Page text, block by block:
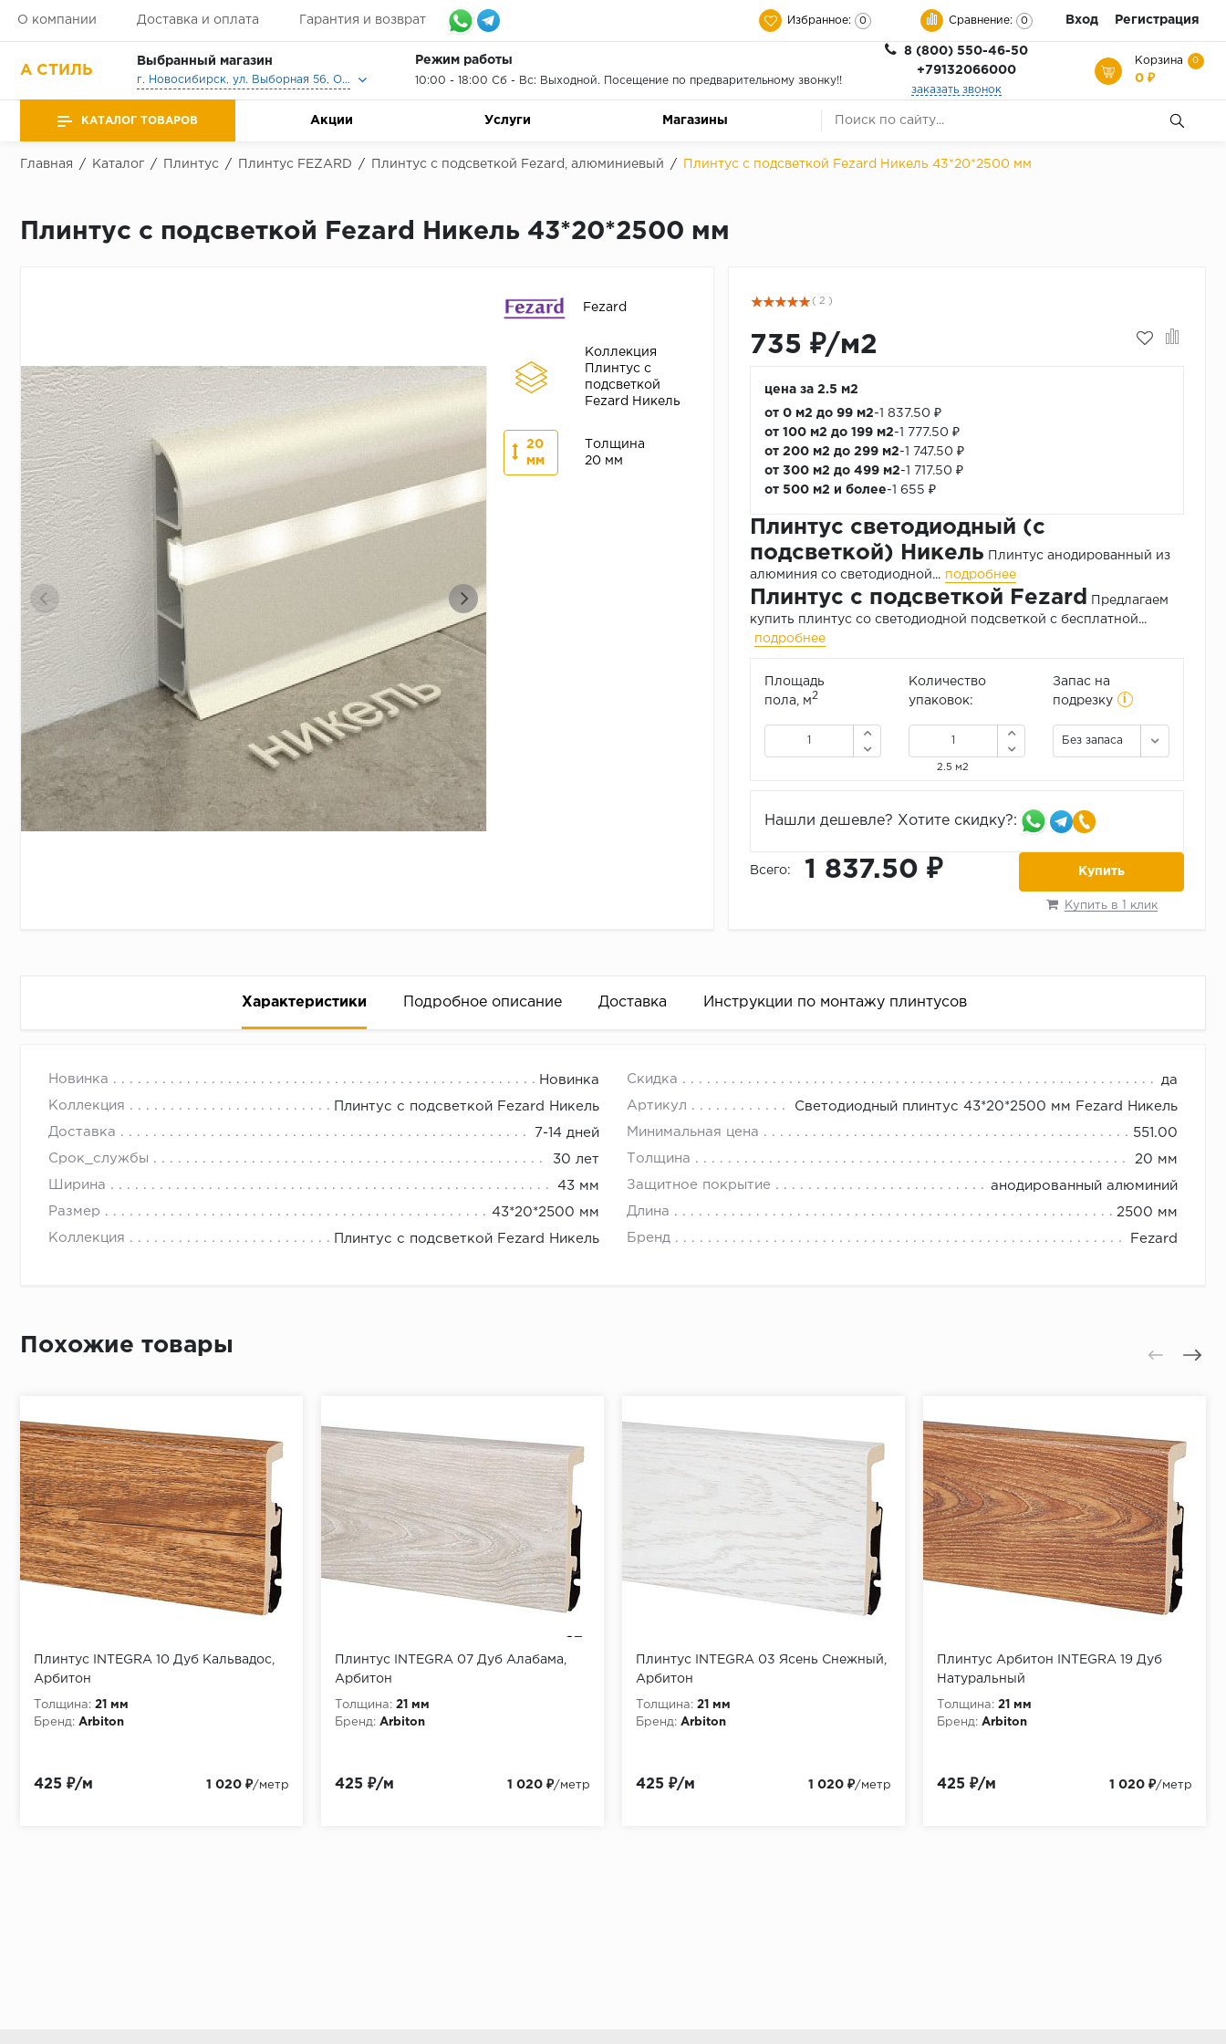
О компании Доставка и оплата Гарантия и возврат Избранное: 0 Сравнение: 0 Вход Регистрация
А СТИЛЬ
Выбранный магазин
г. Новосибирск, ул. Выборная 56, Офис, Выставочный зал
Режим работы
10:00 - 18:00 Сб - Вс: Выходной. Посещение по предварительному звонку!!
8 (800) 550-46-50
+79132066000
заказать звонок
Корзина 0
0 ₽
КАТАЛОГ ТОВАРОВ Акции Услуги Магазины
Главная / Каталог / Плинтус / Плинтус FEZARD / Плинтус с подсветкой Fezard, алюминиевый / Плинтус с подсветкой Fezard Никель 43*20*2500 мм
Плинтус с подсветкой Fezard Никель 43*20*2500 мм
Fezard
Коллекция
Плинтус с
подсветкой
Fezard Никель
20
мм
Толщина
20 мм
( 2 )
735 ₽/м2
цена за 2.5 м2
от 0 м2 до 99 м2-1 837.50 ₽
от 100 м2 до 199 м2-1 777.50 ₽
от 200 м2 до 299 м2-1 747.50 ₽
от 300 м2 до 499 м2-1 717.50 ₽
от 500 м2 и более-1 655 ₽
Плинтус светодиодный (с
подсветкой) Никель Плинтус анодированный из
алюминия со светодиодной... подробнее
Плинтус с подсветкой Fezard
Предлагаем
купить плинтус со светодиодной подсветкой с бесплатной...
подробнее
Площадь
пола, м2
Количество
упаковок:
2.5 м2
Запас на
подрезку
i
Без запаса
Нашли дешевле? Хотите скидку?:
Всего: 1 837.50 ₽ Купить
Купить в 1 клик
Характеристики Подробное описание Доставка Инструкции по монтажу плинтусов
Новинка Новинка Скидка да
Коллекция Плинтус с подсветкой Fezard Никель Артикул Светодиодный плинтус 43*20*2500 мм Fezard Никель
Доставка 7-14 дней Минимальная цена 551.00
Срок_службы 30 лет Толщина 20 мм
Ширина 43 мм Защитное покрытие анодированный алюминий
Размер 43*20*2500 мм Длина 2500 мм
Коллекция Плинтус с подсветкой Fezard Никель Бренд Fezard
Ориентируясь на полученный в результате показатель, определить необходимое количество плинтуса.
Делается это следующим образом:
- к полученной цифре в метрах, прибавить 1,5 - 2 м (про запас)
От первой отметки отмерить еще 40 см и поставить следующую отметку.
Проставить отметки по всему периметру помещения.
В отметках при помощи перфоратора просверлить отверстия, вставить дюбеля.
Приложить плинтус к стене, разметить на нем будущие отверстия.
Просверлить плинтус.
При помощи шуруповерта завернуть саморезы через плинтус в дюбеля.
Похожие товары
Плинтус INTEGRA 10 Дуб Кальвадос,
Арбитон
Толщина: 21 мм
Бренд: Arbiton
425 ₽/м 1 020 ₽/метр
Плинтус INTEGRA 07 Дуб Алабама,
Арбитон
Толщина: 21 мм
Бренд: Arbiton
425 ₽/м 1 020 ₽/метр
Плинтус INTEGRA 03 Ясень Снежный,
Арбитон
Толщина: 21 мм
Бренд: Arbiton
425 ₽/м 1 020 ₽/метр
Плинтус Арбитон INTEGRA 19 Дуб
Натуральный
Толщина: 21 мм
Бренд: Arbiton
425 ₽/м 1 020 ₽/метр